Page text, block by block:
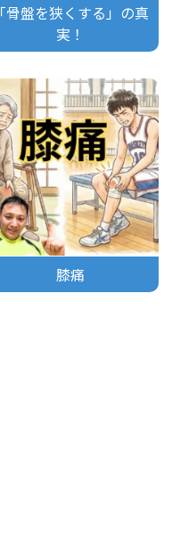
「骨盤を狭くする」の真
実！
膝痛